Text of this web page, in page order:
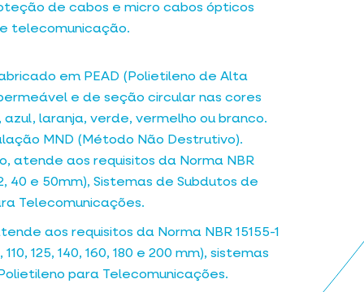
de cabos e micro cabos ópticos
telecomunicação.
em PEAD (Polietileno de Alta
e de seção circular nas cores
laranja, verde, vermelho ou branco.
MND (Método Não Destrutivo).
atende aos requisitos da Norma NBR
40 e 50mm), Sistemas de Subdutos de
Telecomunicações.
aos requisitos da Norma NBR 15155-1
110, 125, 140, 160, 180 e 200 mm), sistemas
para Telecomunicações.